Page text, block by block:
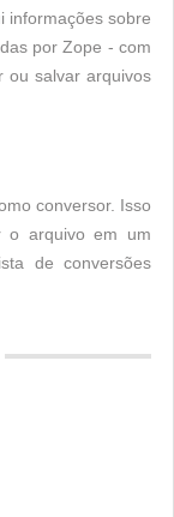
informações sobre
por Zope - com
ou salvar arquivos
conversor. Isso
o arquivo em um
de conversões